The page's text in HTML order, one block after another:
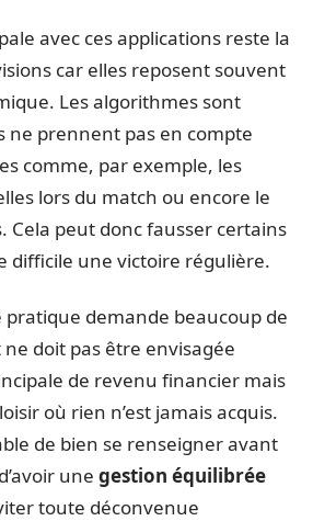
avec ces applications reste la
car elles reposent souvent
Les algorithmes sont
ne prennent pas en compte
comme, par exemple, les
lors du match ou encore le
Cela peut donc fausser certains
difficile une victoire régulière.
pratique demande beaucoup de
doit pas être envisagée
de revenu financier mais
où rien n’est jamais acquis.
de bien se renseigner avant
une gestion équilibrée
toute déconvenue